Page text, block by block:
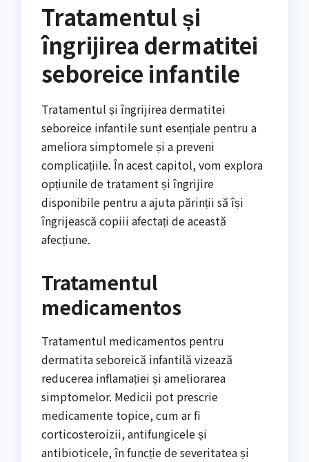
Tratamentul și
îngrijirea dermatitei
seboreice infantile
Tratamentul și îngrijirea dermatitei
seboreice infantile sunt esențiale pentru a
ameliora simptomele și a preveni
complicațiile. În acest capitol, vom explora
opțiunile de tratament și îngrijire
disponibile pentru a ajuta părinții să își
îngrijească copiii afectați de această
afecțiune.
Tratamentul
medicamentos
Tratamentul medicamentos pentru
dermatita seboreică infantilă vizează
reducerea inflamației și ameliorarea
simptomelor. Medicii pot prescrie
medicamente topice, cum ar fi
corticosteroizii, antifungicele și
antibioticele, în funcție de severitatea și